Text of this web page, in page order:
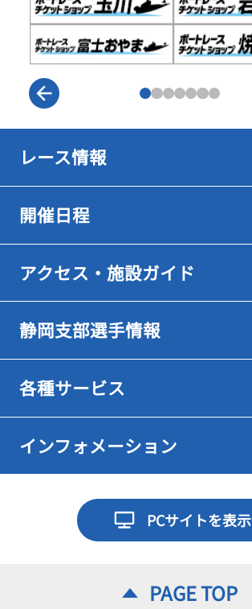
レース情報
開催日程
アクセス・施設ガイド
静岡支部選手情報
各種サービス
インフォメーション
PCサイトを表示
PAGE TOP